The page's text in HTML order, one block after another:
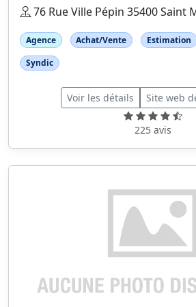
76 Rue Ville Pépin 35400 Saint
Agence Achat/Vente Estimation
Syndic
Voir les détails Site web
225 avis